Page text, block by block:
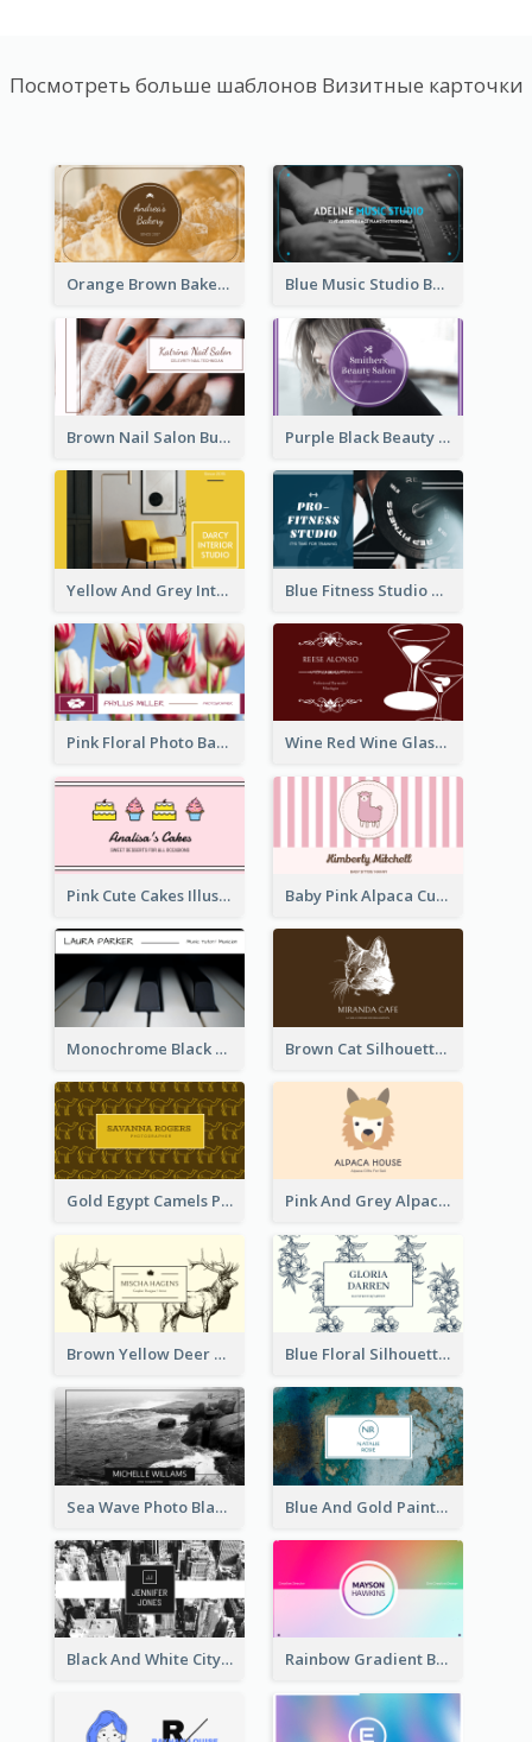
Посмотреть больше шаблонов Визитные карточки
Orange Brown Bakery Business Card Blue Music Studio Business Card
Brown Nail Salon Business Card Purple Black Beauty Salon Business Card
Yellow And Grey Interior Studio Business Card Blue Fitness Studio Business Card
Pink Floral Photo Background Photographer Business Card Wine Red Wine Glass Bartender Business Card
Pink Cute Cakes Illustration Cake Shop Business Card Baby Pink Alpaca Cute Illustration Business Card
Monochrome Black Piano Music Business Card Brown Cat Silhouette Cafe Business Card
Gold Egypt Camels Patterns Illustration Business Card Pink And Grey Alpaca Illustration Business Card
Brown Yellow Deer Silhouette Business Card Blue Floral Silhouette Elegant Business Card
Sea Wave Photo Black And White Business Card Blue And Gold Painting Texture Business Card
Black And White City Photo Business Card Rainbow Gradient Background Business Card